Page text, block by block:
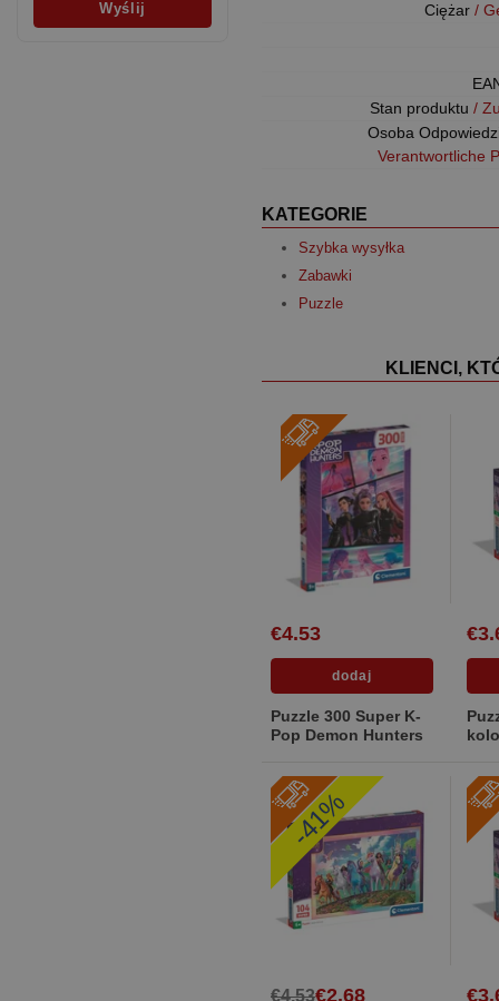
Ciężar /
Stan produktu /
Osoba
Verantwortliche
KATEGORIE
Szybka wysyłka
Zabawki
Puzzle
KLIENCI,
€4.53
Puzzle 300 Super K-
Pop Demon Hunters
-41%
€2.68
€4.53